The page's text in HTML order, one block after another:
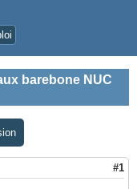
barebone NUC
#1